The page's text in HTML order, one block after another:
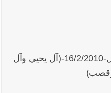
ـ ذكرى ثالث ذيبة طاهر خليل-16/2/2010-(آل يحيي وآل